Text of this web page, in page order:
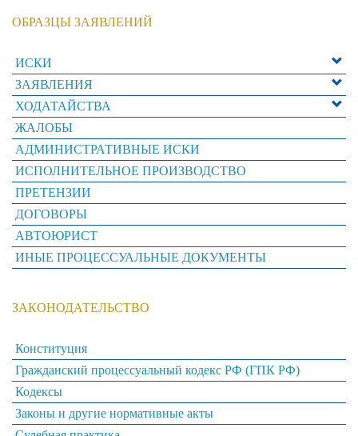
ОБРАЗЦЫ ЗАЯВЛЕНИЙ
ИСКИ
ЗАЯВЛЕНИЯ
ХОДАТАЙСТВА
ЖАЛОБЫ
АДМИНИСТРАТИВНЫЕ ИСКИ
ИСПОЛНИТЕЛЬНОЕ ПРОИЗВОДСТВО
ПРЕТЕНЗИИ
ДОГОВОРЫ
АВТОЮРИСТ
ИНЫЕ ПРОЦЕССУАЛЬНЫЕ ДОКУМЕНТЫ
ЗАКОНОДАТЕЛЬСТВО
Конституция
Гражданский процессуальный кодекс РФ (ГПК РФ)
Кодексы
Законы и другие нормативные акты